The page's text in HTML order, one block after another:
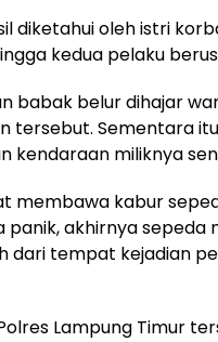
diketahui oleh istri
kedua pelaku
babak belur dihajar
tersebut. Sementara
kendaraan miliknya
membawa kabur
panik, akhirnya
dari tempat kejadian
Lampung Timur